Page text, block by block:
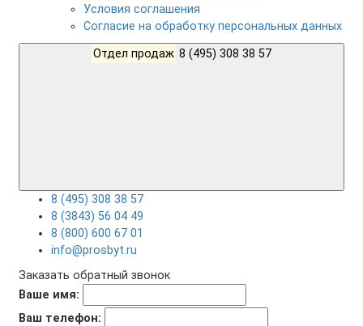
Условия соглашения
Согласие на обработку персональных данных
Отдел продаж
8 (495) 308 38 57
8 (3843) 56 04 49
8 (800) 600 67 01
info@prosbyt.ru
Заказать обратный звонок
Ваше имя:
Ваш телефон: